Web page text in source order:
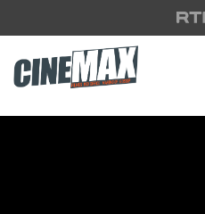
Saltar para o conteúdo
Filme em